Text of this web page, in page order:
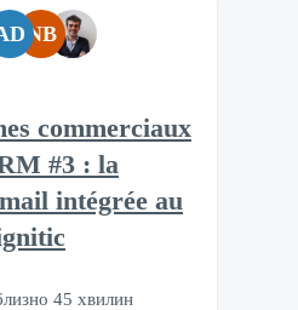
NB
commerciaux
#3 : la
intégrée au
45 хвилин